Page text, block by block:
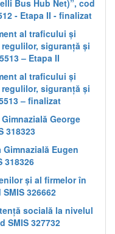
Bus Hub Net)”, cod
- Etapa II - finalizat
al traficului și
siguranță și
– Etapa II
al traficului și
siguranță și
– finalizat
George
318323
Eugen
318326
și al firmelor în
326662
socială la nivelul
SMIS 327732